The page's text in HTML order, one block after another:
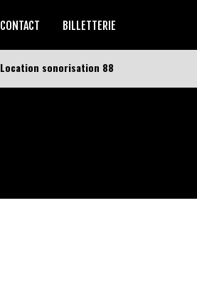
CONTACT BILLETTERIE
Location sonorisation 88